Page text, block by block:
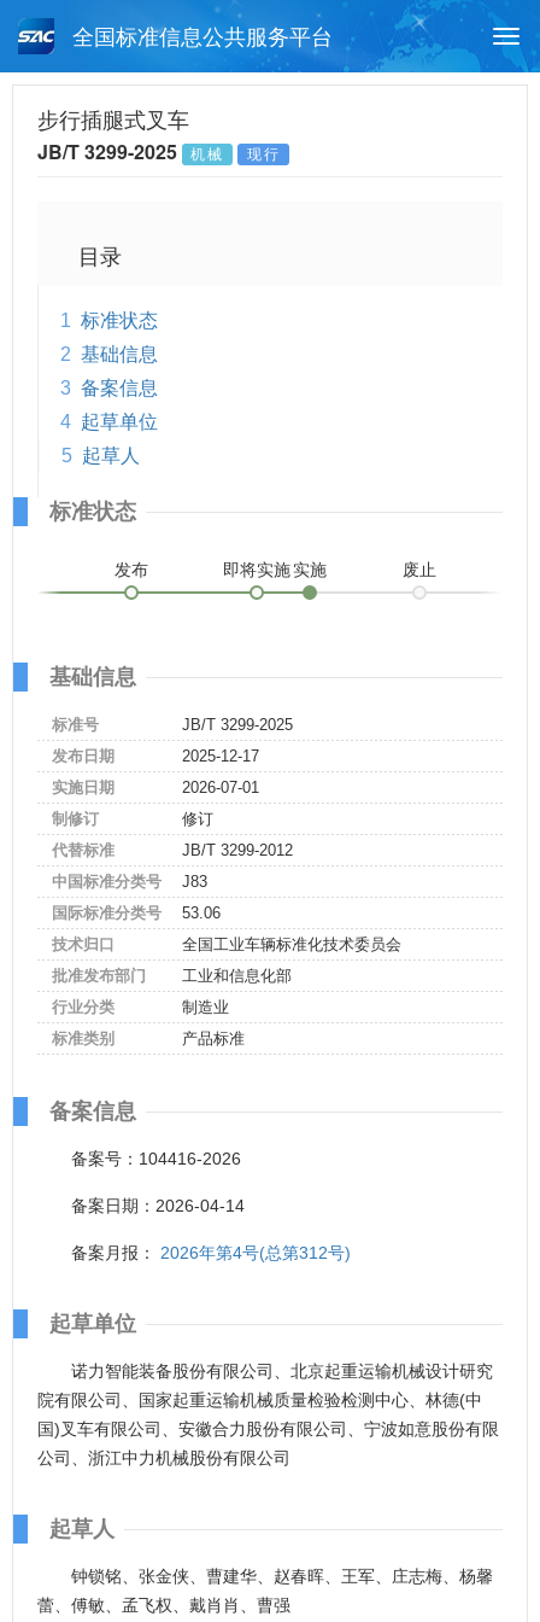
全国标准信息公共服务平台
月报查询 标准公告查询
步行插腿式叉车
JB/T 3299-2025 机械 现行
目录
1 标准状态
2 基础信息
3 备案信息
4 起草单位
5 起草人
标准状态
发布 即将实施实施 废止
基础信息
标准号
JB/T 3299-2025
发布日期
2025-12-17
实施日期
2026-07-01
制修订
修订
代替标准
JB/T 3299-2012
中国标准分类号
J83
国际标准分类号
53.06
技术归口
全国工业车辆标准化技术委员会
批准发布部门
工业和信息化部
行业分类
制造业
标准类别
产品标准
备案信息
备案号：104416-2026
备案日期：2026-04-14
备案月报： 2026年第4号(总第312号)
起草单位
诺力智能装备股份有限公司、北京起重运输机械设计研究
院有限公司、国家起重运输机械质量检验检测中心、林德(中
国)叉车有限公司、安徽合力股份有限公司、宁波如意股份有限
公司、浙江中力机械股份有限公司
起草人
钟锁铭、张金侠、曹建华、赵春晖、王军、庄志梅、杨馨
蕾、傅敏、孟飞权、戴肖肖、曹强